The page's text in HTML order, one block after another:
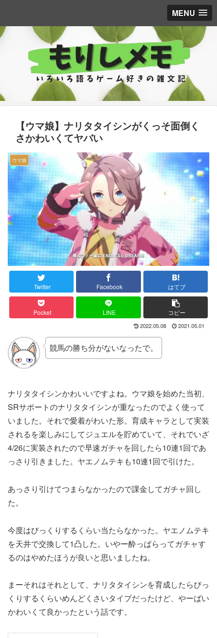
MENU
【ウマ娘】ナリタタイシンがくっそ面倒く
さかわいくてヤバい
ウマ娘
Twitter Facebook はてブ
Pocket LINE コピー
2022.05.08 2021.05.01
競馬の勝ち分がないなったで。
ナリタタイシンかわいいですよね。ウマ娘を始めた当初、
SRサポートのナリタタイシンが重なったのでよく使って
いました。それで愛着がわいた形。育成キャラとして実装
されるを楽しみにしてジュエルを貯めていて、それでいざ
4/26に実装されたので早速ガチャを回したら10連1回であ
っさり引きました。ヤエノムテキも10連1回で引けた。
あっさり引けてつまらなかったので課金してガチャ回し
た。
今度はびっくりするくらい当たらなかった。ヤエノムテキ
を天井で交換して1凸した。いやー酔っぱらってガチャす
るのはやめたほうが良いと思いましたね。
まーそれはそれとして、ナリタタイシンを育成したらびっ
くりするくらいめんどくさいタイプだったけど、やーばい
かわいくて良かったという話です。